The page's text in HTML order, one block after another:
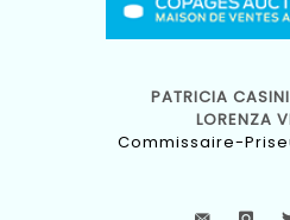
PATRICIA
LORENZA
Commissaire-